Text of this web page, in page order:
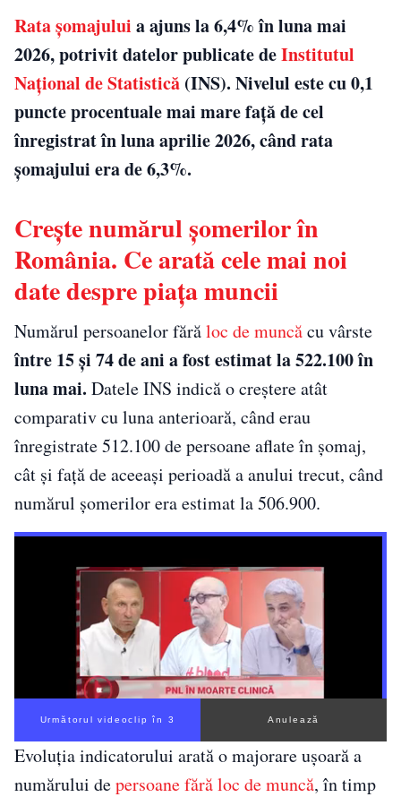
Rata șomajului a ajuns la 6,4% în luna mai
2026, potrivit datelor publicate deInstitutul
Național de Statistică (INS). Nivelul este cu 0,1
puncte procentuale mai mare față de cel
înregistrat în luna aprilie 2026, când rata
șomajului era de 6,3%.
Crește numărul șomerilor în
România. Ce arată cele mai noi
date despre piața muncii
Numărul persoanelor fărăloc de muncăcu vârste
între 15 și 74 de ani a fost estimat la 522.100 în
luna mai. Datele INS indică o creștere atât
comparativ cu luna anterioară, când erau
înregistrate 512.100 de persoane aflate în șomaj,
cât și față de aceeași perioadă a anului trecut, când
numărul șomerilor era estimat la 506.900.
Următorul videoclip în 2 Anulează
Evoluția indicatorului arată o majorare ușoară a
numărului depersoane fără loc de muncă, în timp